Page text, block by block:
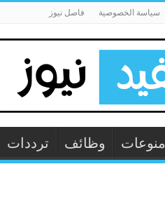
سياسة الخصوصية فاصل نيوز
منوعات وظائف ترددات